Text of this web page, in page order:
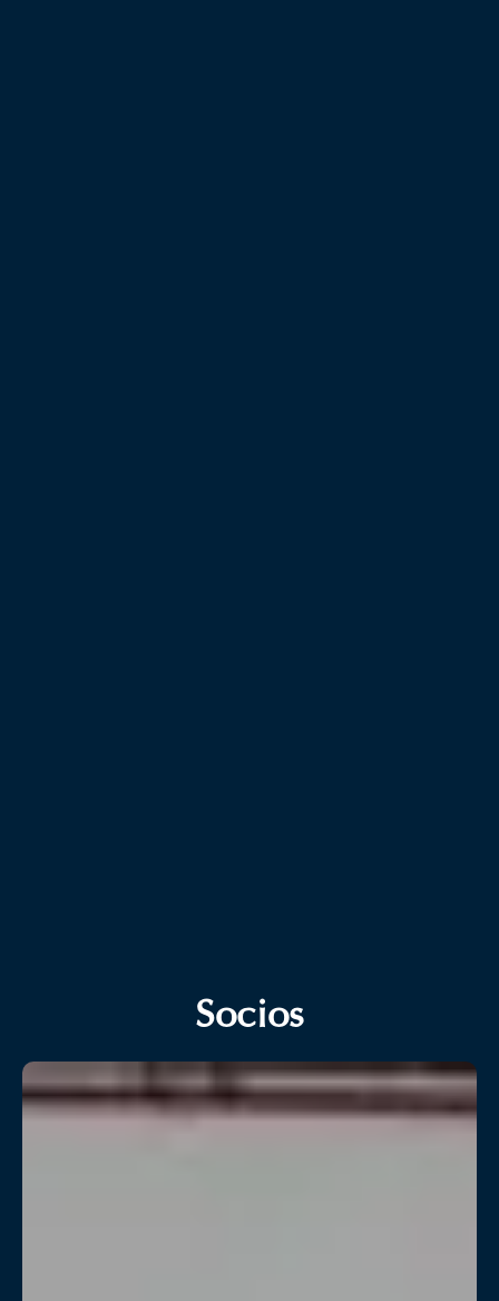
Socios